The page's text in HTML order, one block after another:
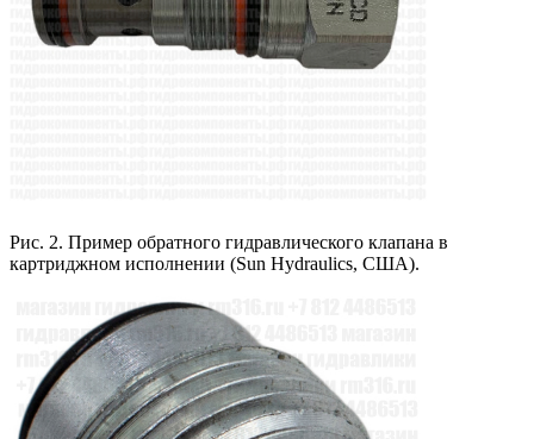
Рис. 2. Пример обратного гидравлического клапана в
картриджном исполнении (Sun Hydraulics, США).